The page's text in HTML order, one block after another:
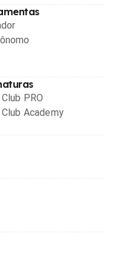
PRO
Academy